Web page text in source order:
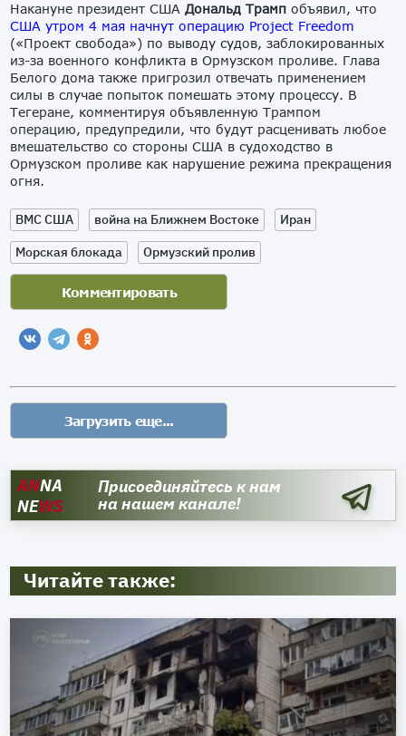
Накануне президент СШАДональд Трамп объявил, что
США утром 4 мая начнут операцию Project Freedom
(«Проект свобода») по выводу судов, заблокированных
из-за военного конфликта в Ормузском проливе. Глава
Белого дома также пригрозил отвечать применением
силы в случае попыток помешать этому процессу. В
Тегеране, комментируя объявленную Трампом
операцию, предупредили, что будут расценивать любое
вмешательство со стороны США в судоходство в
Ормузском проливе как нарушение режима прекращения
огня.
ВМС США война на Ближнем Востоке
Иран
Морская блокада
Ормузский пролив
ANNA
NEWS
Присоединяйтесь к нам
на нашем канале!
Читайте также: